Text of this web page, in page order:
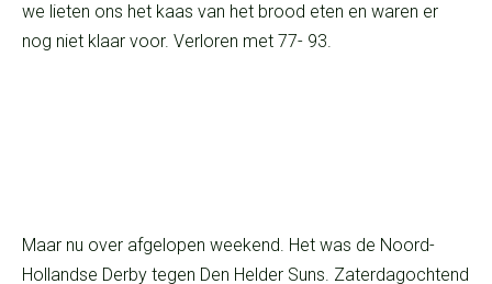
we lieten ons het kaas van het brood eten en waren er
nog niet klaar voor. Verloren met 77- 93.
Maar nu over afgelopen weekend. Het was de Noord-
Hollandse Derby tegen Den Helder Suns. Zaterdagochtend